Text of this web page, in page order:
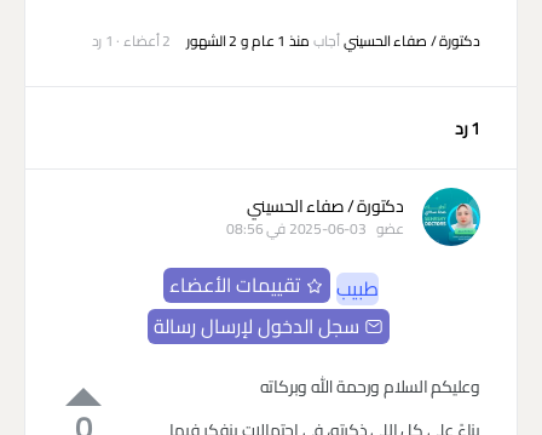
دكتورة / صفاء الحسينيأجابمنذ 1 عام و 2 الشهور 2 أعضاء · 1 رد
1 رد
دكتورة / صفاء الحسيني
عضو 2025-06-03 في 08:56
طبيب
تقييمات الأعضاء
سجل الدخول لإرسال رسالة
وعليكم السلام ورحمة الله وبركاته